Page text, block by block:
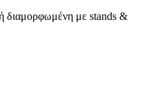
διαμορφωμένη με stands &